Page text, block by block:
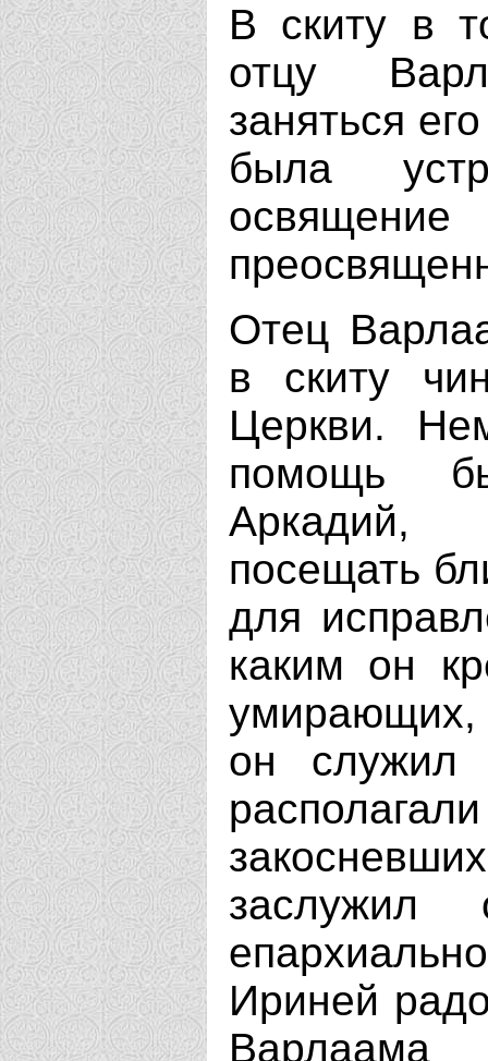
В скиту в
отцу
заняться
была
Отец
в скиту
Церкви.
помощь
Аркадий,
посещать
для
каким он
умирающих,
он служил
заслужил
Ириней